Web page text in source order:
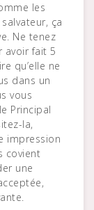
les
ça
Ne tenez
avoir fait 5
qu’elle ne
dans un
vous
Principal
la,
impression
covient
une